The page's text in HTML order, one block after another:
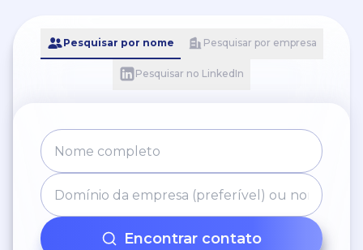
Pesquisar por nome Pesquisar por empresa
Pesquisar no LinkedIn
Encontrar contato